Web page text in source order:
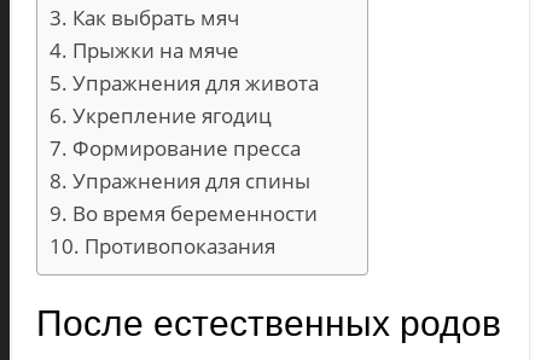
Как выбрать мяч
Прыжки на мяче
Упражнения для живота
Укрепление ягодиц
Формирование пресса
Упражнения для спины
Во время беременности
Противопоказания
После естественных родов